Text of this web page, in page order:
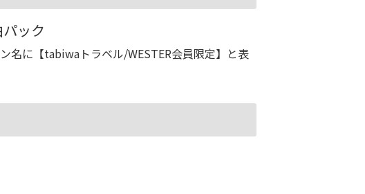
ック
名に【tabiwaトラベル/WESTER会員限定】と表